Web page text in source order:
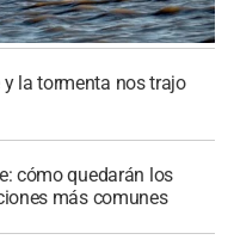
y la tormenta nos trajo
cómo quedarán los
más comunes